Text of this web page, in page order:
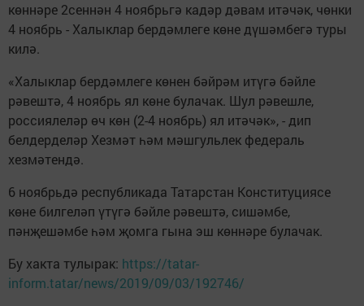
көннәре 2сеннән 4 ноябрьгә кадәр дәвам итәчәк, чөнки
4 ноябрь - Халыклар бердәмлеге көне дүшәмбегә туры
килә.
«Халыклар бердәмлеге көнен бәйрәм итүгә бәйле
рәвештә, 4 ноябрь ял көне булачак. Шул рәвешле,
россиялеләр өч көн (2-4 ноябрь) ял итәчәк», - дип
белдерделәр Хезмәт һәм мәшгульлек федераль
хезмәтендә.
6 ноябрьдә республикада Татарстан Конституциясе
көне билгеләп үтүгә бәйле рәвештә, сишәмбе,
пәнҗешәмбе һәм җомга гына эш көннәре булачак.
Бу хакта тулырак: https://tatar-
inform.tatar/news/2019/09/03/192746/